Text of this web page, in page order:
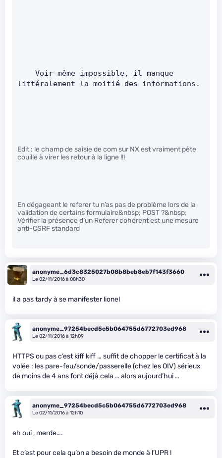
Edit : le champ de saisie de com sur NX est vraiment pète
couille à virer les retour à la ligne !!!
En dégageant le referer tu n’as pas de problème lors de la
validation de certains formulaire&nbsp; POST ?&nbsp;
Vérifier la présence d’un Referer cohérent est une mesure
anti-CSRF standard
anonyme_6d3c8325027b08b8beb8eb7f143f3660
Le 02/11/2016 à 08h30
il a pas tardy à se manifester lionel
anonyme_97254becd5c5b064755d6772703ed968
Le 02/11/2016 à 12h09
HTTPS ou pas c’est kiff kiff … suffit de chopper le certificat à la
volée : les pare-feu/sonde/passerelle (chez les OIV) sérieux
de moins de 4 ans font déjà cela … alors aujourd’hui …
anonyme_97254becd5c5b064755d6772703ed968
Le 02/11/2016 à 12h10
eh oui , merde….
Et c’est pour cela qu’on a besoin de monde à l’UPR !